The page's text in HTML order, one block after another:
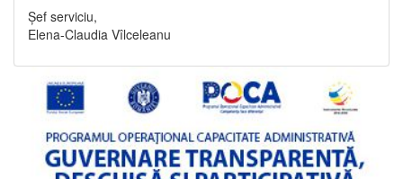
Șef serviciu,
Elena-Claudia Vîlceleanu